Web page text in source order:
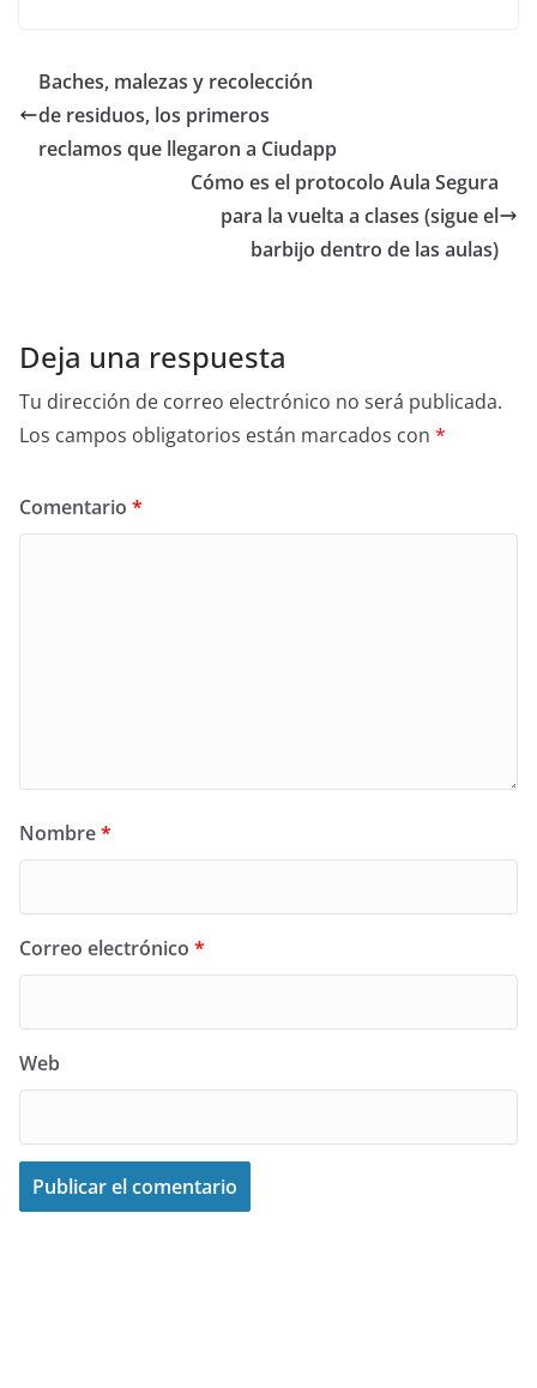
Baches, malezas y recolección
de residuos, los primeros
reclamos que llegaron a Ciudapp
Cómo es el protocolo Aula Segura
para la vuelta a clases (sigue el
barbijo dentro de las aulas)
Deja una respuesta
Tu dirección de correo electrónico no será publicada.
Los campos obligatorios están marcados con *
Comentario *
Nombre*
Correo electrónico *
Web